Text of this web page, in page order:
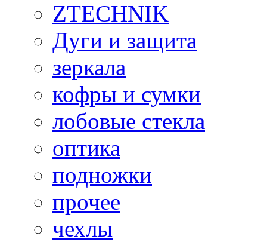
ZTECHNIK
Дуги и защита
зеркала
кофры и сумки
лобовые стекла
оптика
подножки
прочее
чехлы